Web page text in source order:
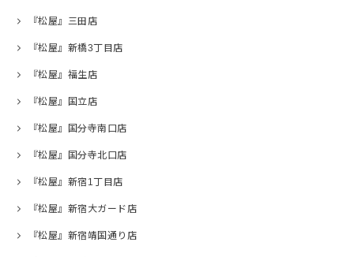
『松屋』三田店
『松屋』新橋3丁目店
『松屋』福生店
『松屋』国立店
『松屋』国分寺南口店
『松屋』国分寺北口店
『松屋』新宿1丁目店
『松屋』新宿大ガード店
『松屋』新宿靖国通り店